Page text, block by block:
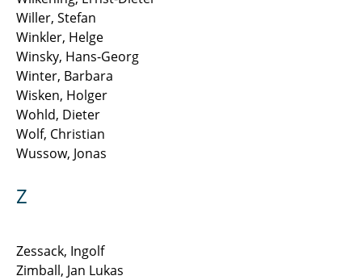
Willer, Stefan
Winkler, Helge
Winsky, Hans-Georg
Winter, Barbara
Wisken, Holger
Wohld, Dieter
Wolf, Christian
Wussow, Jonas
Z
Zessack, Ingolf
Zimball, Jan Lukas